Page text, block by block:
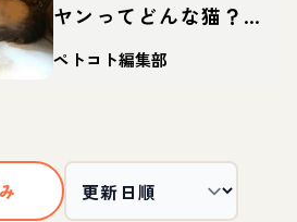
ヤンってどんな猫？性
格・体重・寿命の特
徴・迎え方
ペトコト編集部